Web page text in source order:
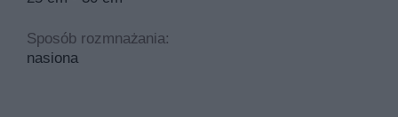
Sposób rozmnażania:
nasiona